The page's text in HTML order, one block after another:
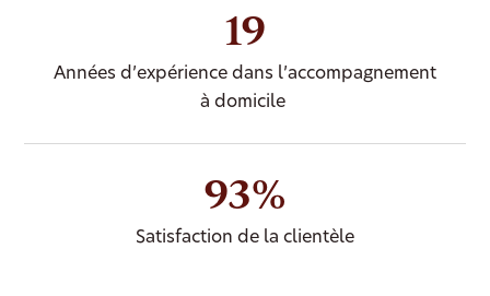
19
Années d’expérience dans l’accompagnement
à domicile
93%
Satisfaction de la clientèle